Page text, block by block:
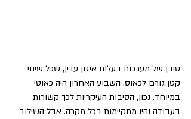
טיבן של מערכות בעלות איזון עדין, שכל שינוי
קטן גורם לכאוס. השבוע האחרון היה כאוטי
במיוחד. נכון, הסיבות העיקריות לכך קשורות
בעבודה והיו מתקיימות בכל מקרה. אבל השילוב